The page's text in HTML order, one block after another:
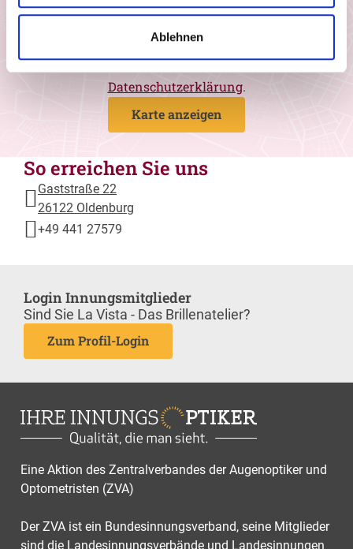
Ablehnen
werden. Wir nutzen den Drittanbieter, um
geografische Informationen in Form von
Datenschutzerklärung.
Karte anzeigen
So erreichen Sie uns
Gaststraße 22
26122 Oldenburg
+49 441 27579
Login Innungsmitglieder
Sind Sie La Vista - Das Brillenatelier?
Zum Profil-Login
Eine Aktion des Zentralverbandes der Augenoptiker und
Optometristen (ZVA)
Der ZVA ist ein Bundesinnungsverband, seine Mitglieder
sind die Landesinnungsverbände und Landesinnungen